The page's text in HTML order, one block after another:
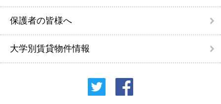
保護者の皆様へ
大学別賃貸物件情報